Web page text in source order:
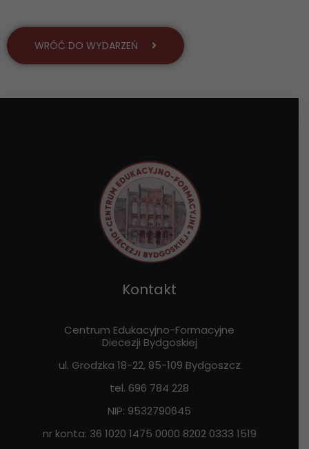
WRÓĆ DO WYDARZEŃ
Kontakt
Centrum Edukacyjno-Formacyjne
Diecezji Bydgoskiej
ul. Grodzka 18-22, 85-109 Bydgoszcz
tel. 696 784 228
NIP: 9532790645
nr konta: 36 1020 1475 0000 8202 0333 1519